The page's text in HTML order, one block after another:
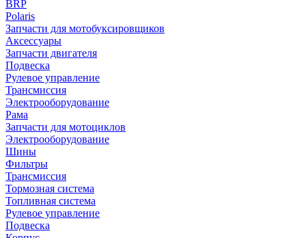
BRP
Polaris
Запчасти для мотобуксировщиков
Аксессуары
Запчасти двигателя
Подвеска
Рулевое управление
Трансмиссия
Электрооборудование
Рама
Запчасти для мотоциклов
Электрооборудование
Шины
Фильтры
Трансмиссия
Тормозная система
Топливная система
Рулевое управление
Подвеска